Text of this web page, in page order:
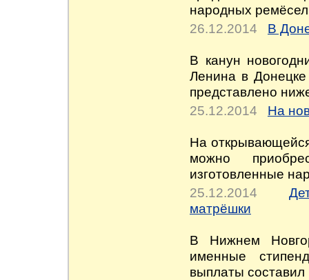
народных
26.12.2014
В
В канун
Ленина в
представлено
25.12.2014
На
На
можно
изготовленные
25.12.2014
матрёшки
В Нижнем
именные
выплаты